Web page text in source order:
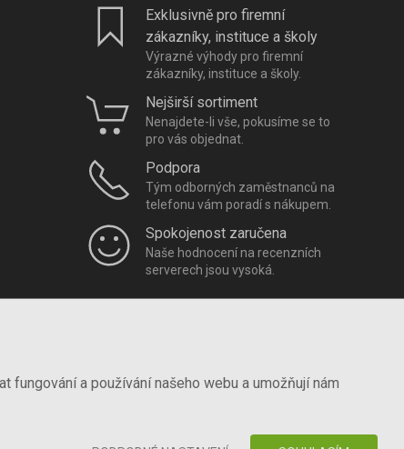
fungování a používání našeho webu a umožňují nám
Exklusivně pro firemní
zákazníky, instituce a školy
Výrazné výhody pro firemní
zákazníky, instituce a školy.
Nejširší sortiment
Nenajdete-li vše, pokusíme se to
pro vás objednat.
Podpora
Tým odborných zaměstnanců na
telefonu vám poradí s nákupem.
Spokojenost zaručena
Naše hodnocení na recenzních
serverech jsou vysoká.